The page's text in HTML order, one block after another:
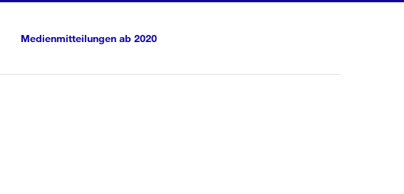
Medienmitteilungen ab 2020